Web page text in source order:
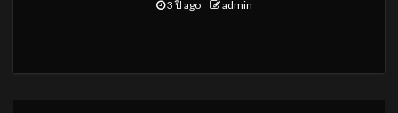
3 ปี ago admin